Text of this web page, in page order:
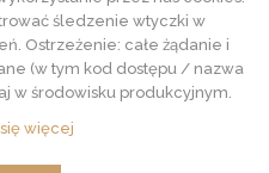
Sklepu
śledzenie wtyczki w
Ostrzeżenie: całe żądanie i
(w tym kod dostępu / nazwa
w środowisku produkcyjnym.
więcej